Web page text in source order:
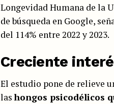
Longevidad Humana de la
de búsqueda en Google,
del 114% entre 2022 y 2023.
Creciente
El estudio pone de relieve
lashongos psicodélicos